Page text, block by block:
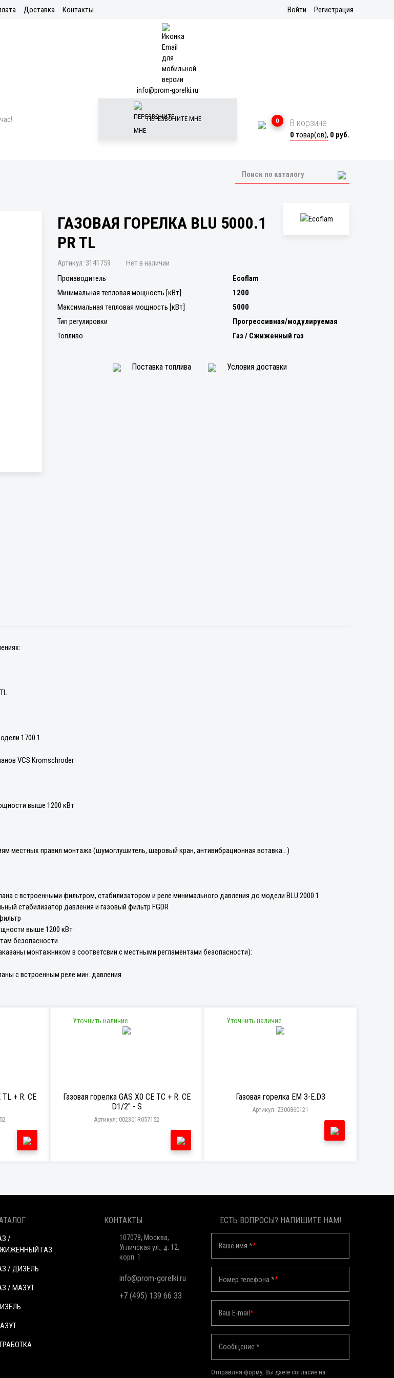
Доставка Контакты Войти Регистрация
info@prom-gorelki.ru
ПЕРЕЗВОНИТЕ МНЕ 0 В корзине
0 товар(ов), 0 руб.
ГАЗОВАЯ ГОРЕЛКА BLU 5000.1
PR TL
Артикул: 3141759
Нет в наличии
Производитель
Ecoflam
Минимальная тепловая мощность [кВт]
1200
Максимальная тепловая мощность [кВт]
5000
Тип регулировки
Прогрессивная/модулируемая
Топливо
Газ / Сжиженный газ
Поставка топлива Условия доставки
1700.1
VCS Kromschroder
выше 1200 кВт
правил монтажа (шумоглушитель, шаровый кран, антивибрационная вставка...)
с встроенными фильтром, стабилизатором и реле минимального давления до модели BLU 2000.1
стабилизатор давления и газовый фильтр FGDR
выше 1200 кВт
безопасности
монтажником в соответсвии с местными регламентами безопасности):
c встроенным реле мин. давления
TL + R. CE
Уточнить наличие
Газовая горелка GAS X0 CE TC + R. CE
D1/2" - S
Артикул: 002301R057152
Уточнить наличие
Газовая горелка EM 3-E.D3
Артикул: Z300860121
/
ГАЗ
/ ДИЗЕЛЬ
/ МАЗУТ
КОНТАКТЫ
107078, Москва,
Угличская ул., д. 12,
корп. 1
info@prom-gorelki.ru
+7 (495) 139 66 33
ЕСТЬ ВОПРОСЫ? НАПИШИТЕ НАМ!
Ваше имя **
Номер телефона **
Ваш E-mail *
Сообщение *
Отправляя форму, Вы даете согласие на